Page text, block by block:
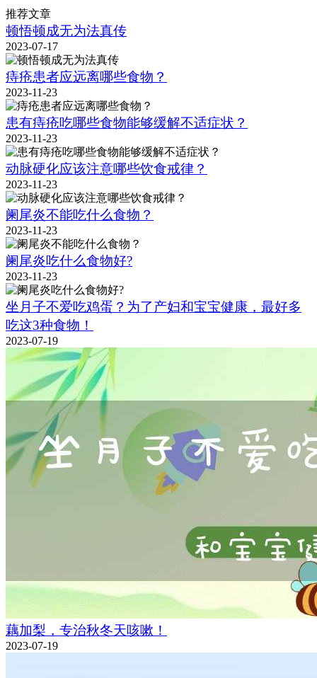
推荐文章
顿悟顿成无为法真传
2023-07-17
痔疮患者应远离哪些食物？
2023-11-23
患有痔疮吃哪些食物能够缓解不适症状？
2023-11-23
动脉硬化应该注意哪些饮食戒律？
2023-11-23
阑尾炎不能吃什么食物？
2023-11-23
阑尾炎吃什么食物好?
2023-11-23
坐月子不爱吃鸡蛋？为了产妇和宝宝健康，最好多
吃这3种食物！
2023-07-19
藕加梨，专治秋冬天咳嗽！
2023-07-19